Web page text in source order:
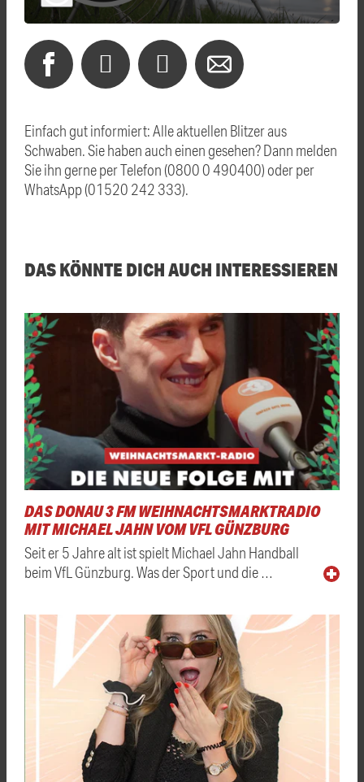
Einfach gut informiert: Alle aktuellen Blitzer aus
Schwaben. Sie haben auch einen gesehen? Dann melden
Sie ihn gerne per Telefon (0800 0 490400) oder per
WhatsApp (01520 242 333).
DAS KÖNNTE DICH AUCH INTERESSIEREN
DAS DONAU 3 FM WEIHNACHTSMARKTRADIO
MIT MICHAEL JAHN VOM VFL GÜNZBURG
Seit er 5 Jahre alt ist spielt Michael Jahn Handball
beim VfL Günzburg. Was der Sport und die …